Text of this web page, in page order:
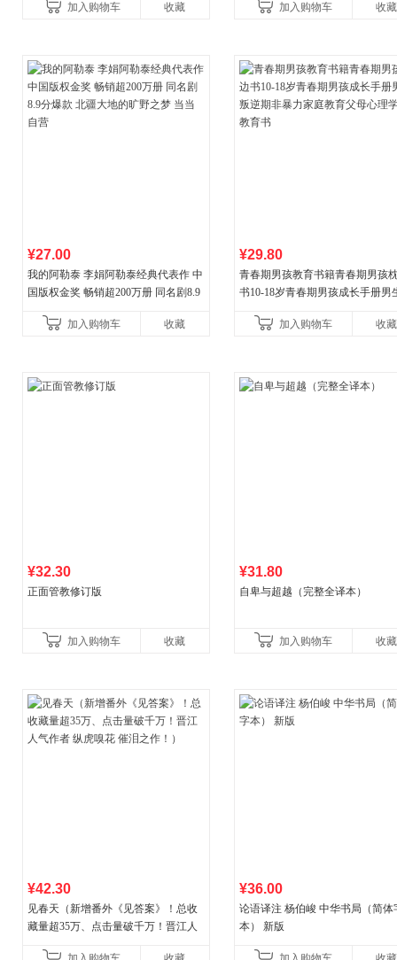
小说代表作加入购物车 收藏 加入购物车 收藏
¥27.00
我的阿勒泰 李娟阿勒泰经典代表作 中
国版权金奖 畅销超200万册 同名剧8.9
加入购物车
收藏
¥29.80
青春期男孩教育书籍青春期男孩
书10-18岁青春期男孩成长手册男
育书
加入购物车 收藏
¥32.30
正面管教修订版
加入购物车 收藏
¥31.80
自卑与超越（完整全译本）
加入购物车 收藏
¥42.30
见春天（新增番外《见答案》！总收
藏量超35万、点击量破千万！晋江人
¥36.00
论语译注 杨伯峻 中华书局（简体
本） 新版